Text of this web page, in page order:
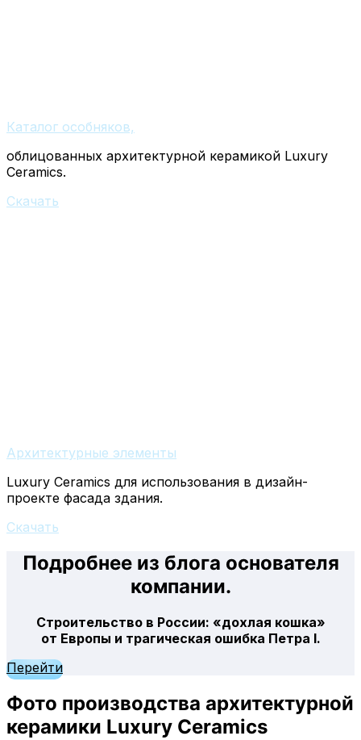
Каталог особняков,
облицованных архитектурной керамикой Luxury
Ceramics.
Скачать
Архитектурные элементы
Luxury Ceramics для использования в дизайн-
проекте фасада здания.
Скачать
Подробнее из блога основателя
компании.
Строительство в России: «дохлая кошка»
от Европы и трагическая ошибка Петра I.
Перейти
Фото производства архитектурной
керамики Luxury Ceramics